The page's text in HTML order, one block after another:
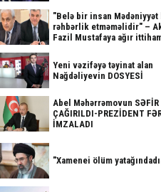
"Belə bir insan
rəhbərlik etməməlidir" –
Fazil Mustafaya ağır
Yeni vəzifəyə təyinat alan
Nağdəliyevin DOSYESİ
Abel Məhərrəmovun SƏFİR
ÇAĞIRILDI-PREZİDENT
İMZALADI
"Xamenei ölüm